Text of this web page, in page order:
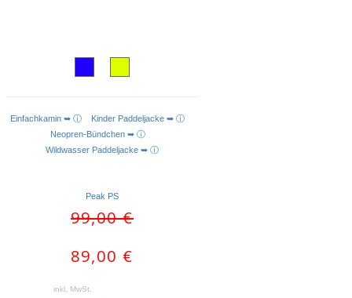
AUSFÜHRUNG WÄHLEN
Einfachkamin ➥ ⓘ
Kinder Paddeljacke ➥ ⓘ
Neopren-Bündchen ➥ ⓘ
Wildwasser Paddeljacke ➥ ⓘ
Peak PS
99,00€
89,00 €
inkl. MwSt.